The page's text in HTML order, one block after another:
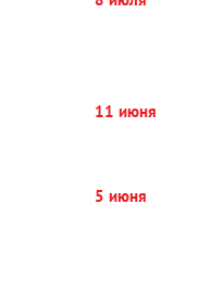
11 июня
5 июня